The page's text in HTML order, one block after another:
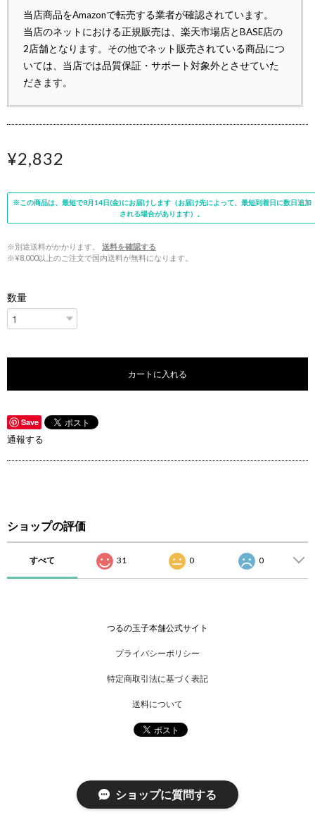
当店商品をAmazonで転売する業者が確認されています。
当店のネットにおける正規販売は、楽天市場店とBASE店の
2店舗となります。その他でネット販売されている商品につ
いては、当店では品質保証・サポート対象外とさせていた
だきます。
¥2,832
※この商品は、最短で8月14日(金)にお届けします（お届け先によって、最短到着日に数日追加
される場合があります）。
※別途送料がかかります。
送料を確認する
※¥8,000以上のご注文で国内送料が無料になります。
数量
カートに入れる
Save
通報する
ショップの評価
すべて 31 0 0
つるの玉子本舗公式サイト
プライバシーポリシー
特定商取引法に基づく表記
送料について
ショップに質問する